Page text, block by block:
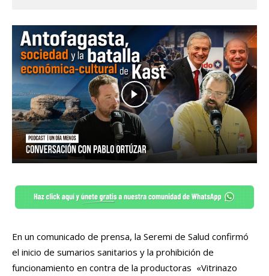
En un comunicado de prensa, la Seremi de Salud confirmó
el inicio de sumarios sanitarios y la prohibición de
funcionamiento en contra de la productoras «Vitrinazo